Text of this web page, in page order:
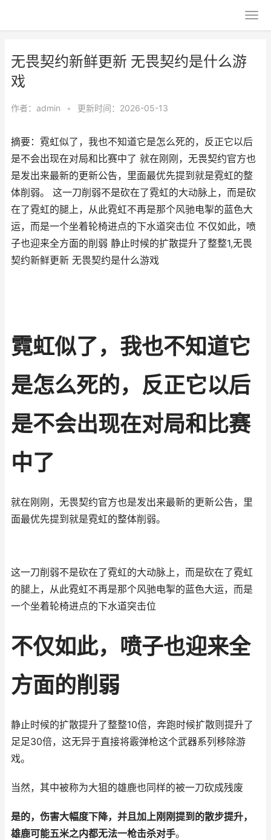
无畏契约新鲜更新 无畏契约是什么游
戏
作者： admin • 更新时间：2026-05-13
摘要：霓虹似了，我也不知道它是怎么死的，反正它以后
是不会出现在对局和比赛中了 就在刚刚，无畏契约官方也
是发出来最新的更新公告，里面最优先提到就是霓虹的整
体削弱。 这一刀削弱不是砍在了霓虹的大动脉上，而是砍
在了霓虹的腿上，从此霓虹不再是那个风驰电掣的蓝色大
运，而是一个坐着轮椅进点的下水道突击位 不仅如此，喷
子也迎来全方面的削弱 静止时候的扩散提升了整整1,无畏
契约新鲜更新 无畏契约是什么游戏
霓虹似了，我也不知道它
是怎么死的，反正它以后
是不会出现在对局和比赛
中了
就在刚刚，无畏契约官方也是发出来最新的更新公告，里
面最优先提到就是霓虹的整体削弱。
这一刀削弱不是砍在了霓虹的大动脉上，而是砍在了霓虹
的腿上，从此霓虹不再是那个风驰电掣的蓝色大运，而是
一个坐着轮椅进点的下水道突击位
不仅如此，喷子也迎来全
方面的削弱
静止时候的扩散提升了整整10倍，奔跑时候扩散则提升了
足足30倍，这无异于直接将霰弹枪这个武器系列移除游
戏。
当然，其中被称为大狙的雄鹿也同样的被一刀砍成残废
是的，伤害大幅度下降，并且加上刚刚提到的散步提升，
雄鹿可能五米之内都无法一枪击杀对手。